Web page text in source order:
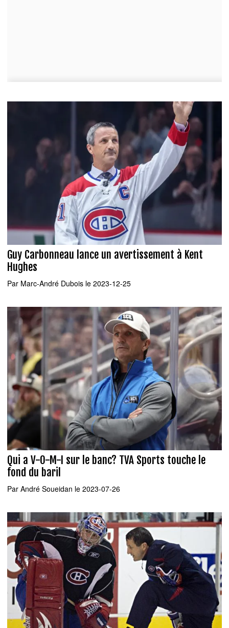
Guy Carbonneau lance un avertissement à Kent
Hughes
Par Marc-André Dubois le 2023-12-25
Qui a V-O-M-I sur le banc? TVA Sports touche le
fond du baril
Par André Soueidan le 2023-07-26